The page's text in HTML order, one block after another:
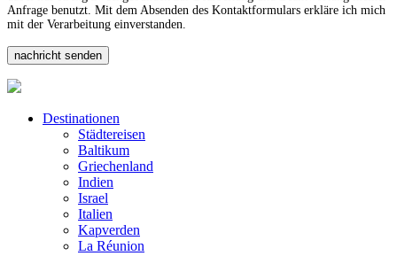
Anfrage benutzt. Mit dem Absenden des Kontaktformulars erkläre ich mich
mit der Verarbeitung einverstanden.
Destinationen
Städtereisen
Baltikum
Griechenland
Indien
Israel
Italien
Kapverden
La Réunion